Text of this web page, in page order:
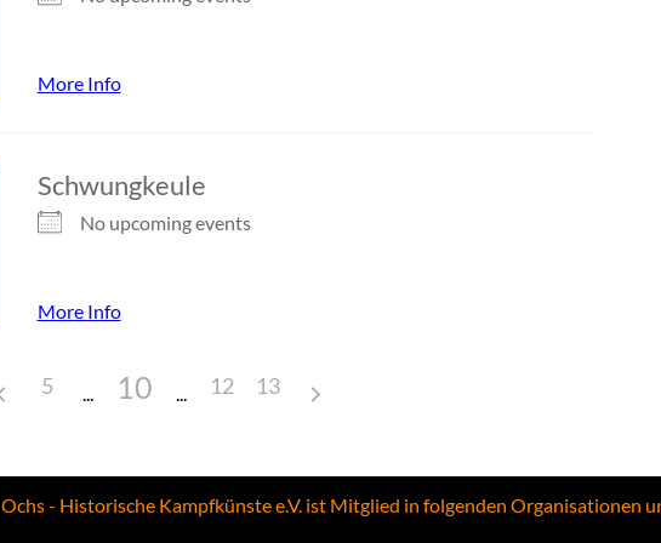
More Info
Schwungkeule
No upcoming events
More Info
5 10 12 13
Ochs - Historische Kampfkünste e.V. ist Mitglied in folgenden Organisationen